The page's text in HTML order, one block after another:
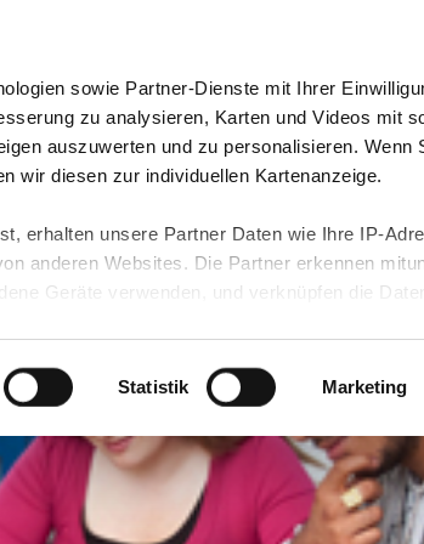
sowie Partner-Dienste mit Ihrer
zu analysieren, Karten und Videos mit
auszuwerten und zu personalisieren. Wenn
wir diesen zur individuellen Kartenanzeige.
erhalten unsere Partner Daten wie Ihre IP-
anderen Websites. Die Partner erkennen
Geräte verwenden, und verknüpfen die Daten
kann.
und in unsererCookie-
für diese Zwecke aktiviert sind, müssen Sie
nachfolgender Buttons über Ihre Einwilligung für
stets für die Zukunft widerrufen. Bitte
Statistik Marketing
Freiwilligendienst Ausland In